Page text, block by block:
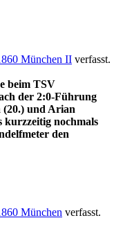
München II verfasst.
beim TSV
der 2:0-Führung
und Arian
kurzzeitig nochmals
den
München verfasst.